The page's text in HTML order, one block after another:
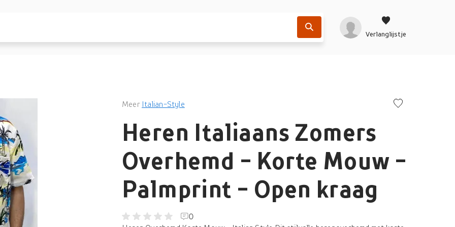
Verlanglijstje
Meer Italian-Style
Heren Italiaans Zomers
Overhemd - Korte Mouw -
Palmprint - Open kraag
0